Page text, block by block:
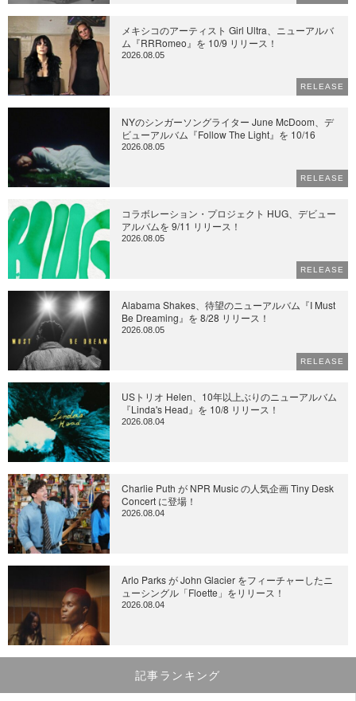
メキシコのアーティスト Girl Ultra、ニューアルバ
ム『RRRomeo』を 10/9 リリース！
2026.08.05
RELEASE
NYのシンガーソングライター June McDoom、デ
ビューアルバム『Follow The Light』を 10/16
2026.08.05
RELEASE
コラボレーション・プロジェクト HUG、デビュー
アルバムを 9/11 リリース！
2026.08.05
RELEASE
Alabama Shakes、待望のニューアルバム『I Must
Be Dreaming』を 8/28 リリース！
2026.08.05
RELEASE
USトリオ Helen、10年以上ぶりのニューアルバム
『Linda's Head』を 10/8 リリース！
2026.08.04
Charlie Puth が NPR Music の人気企画 Tiny Desk
Concert に登場！
2026.08.04
Arlo Parks が John Glacier をフィーチャーしたニ
ューシングル「Floette」をリリース！
2026.08.04
記事ランキング